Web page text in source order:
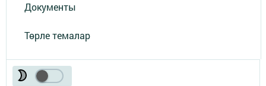
Документы
Төрле темалар